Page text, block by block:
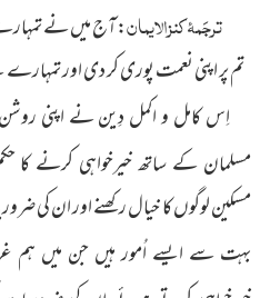
ترجَمۂ کنزالایمان:آج میں نے تمہارے
تم پر اپنی نعمت پوری کر دی اور تمہارے
اِس کامل و اکمل دِین نے اپنی
مسلمان کے ساتھ خیرخواہی کرنے کا
مسکین لوگوں کا خیال رکھنے اور ان کی
بہت سے ایسے اُمور ہیں جن میں ہم